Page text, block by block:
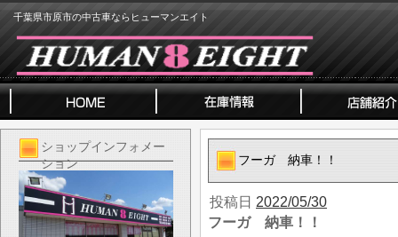
千葉県市原市の中古車ならヒューマンエイト
ショップインフォメー
ション
フーガ 納車！！
投稿日 2022/05/30
フーガ 納車！！